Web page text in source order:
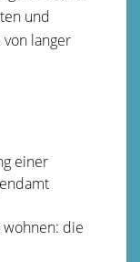
und
langer
einer
die